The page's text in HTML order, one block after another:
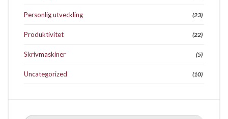
Personlig utveckling (23)
Produktivitet (22)
Skrivmaskiner (5)
Uncategorized (10)